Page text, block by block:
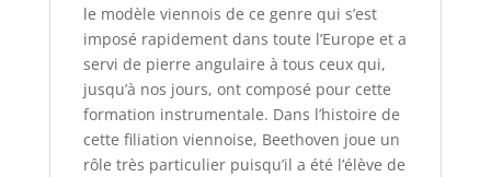
le modèle viennois de ce genre qui s’est
imposé rapidement dans toute l’Europe et a
servi de pierre angulaire à tous ceux qui,
jusqu’à nos jours, ont composé pour cette
formation instrumentale. Dans l’histoire de
cette filiation viennoise, Beethoven joue un
rôle très particulier puisqu’il a été l’élève de